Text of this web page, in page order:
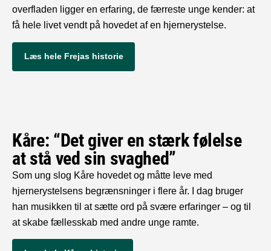
overfladen ligger en erfaring, de færreste unge kender: at
få hele livet vendt på hovedet af en hjernerystelse.
Læs hele Frejas historie
Kåre: “Det giver en stærk følelse
at stå ved sin svaghed”
Som ung slog Kåre hovedet og måtte leve med
hjernerystelsens begrænsninger i flere år. I dag bruger
han musikken til at sætte ord på svære erfaringer – og til
at skabe fællesskab med andre unge ramte.